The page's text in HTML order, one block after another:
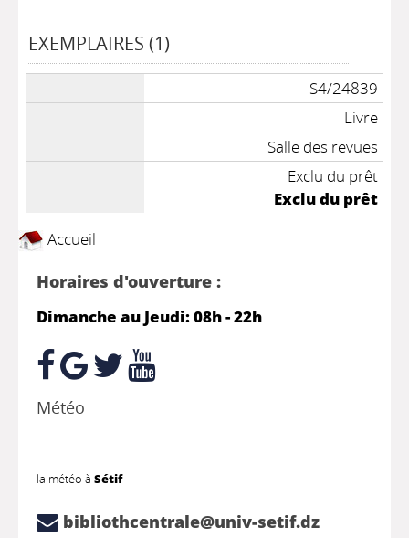
EXEMPLAIRES (1)
S4/24839
Livre
Salle des revues
Exclu du prêt
Exclu du prêt
Accueil
Horaires d'ouverture :
Dimanche au Jeudi: 08h - 22h
Météo
la météo à Sétif
bibliothcentrale@univ-setif.dz